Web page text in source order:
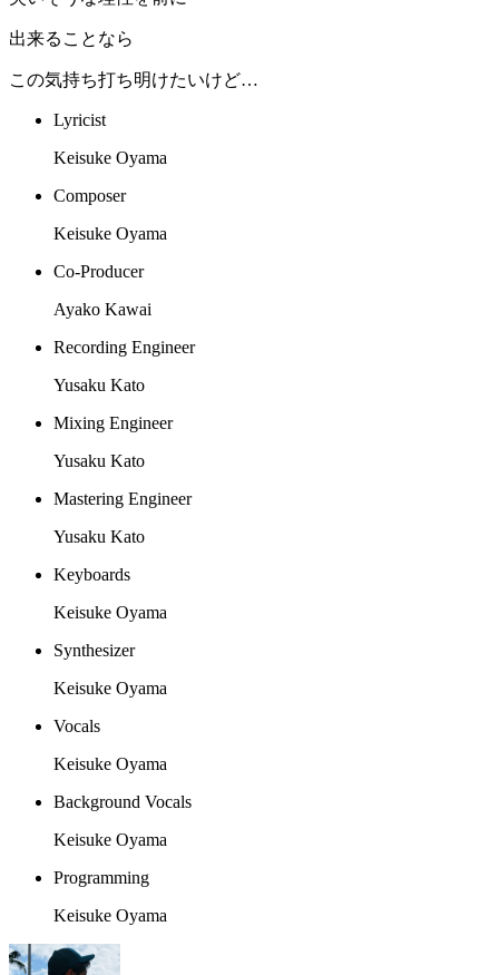
出来ることなら
この気持ち打ち明けたいけど…
Lyricist
Keisuke Oyama
Composer
Keisuke Oyama
Co-Producer
Ayako Kawai
Recording Engineer
Yusaku Kato
Mixing Engineer
Yusaku Kato
Mastering Engineer
Yusaku Kato
Keyboards
Keisuke Oyama
Synthesizer
Keisuke Oyama
Vocals
Keisuke Oyama
Background Vocals
Keisuke Oyama
Programming
Keisuke Oyama